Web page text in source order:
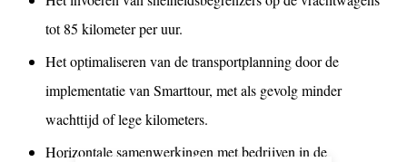
tot 85 kilometer per uur.
Het optimaliseren van de transportplanning door de
implementatie van Smarttour, met als gevolg minder
wachttijd of lege kilometers.
Horizontale samenwerkingen met bedrijven in de